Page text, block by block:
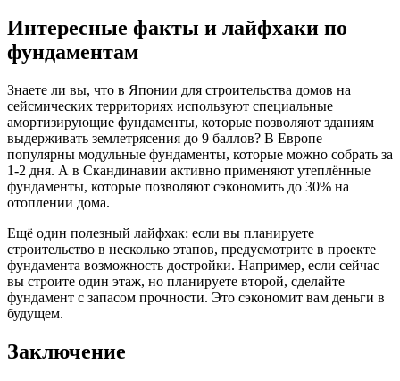
Интересные факты и лайфхаки по
фундаментам
Знаете ли вы, что в Японии для строительства домов на
сейсмических территориях используют специальные
амортизирующие фундаменты, которые позволяют зданиям
выдерживать землетрясения до 9 баллов? В Европе
популярны модульные фундаменты, которые можно собрать за
1-2 дня. А в Скандинавии активно применяют утеплённые
фундаменты, которые позволяют сэкономить до 30% на
отоплении дома.
Ещё один полезный лайфхак: если вы планируете
строительство в несколько этапов, предусмотрите в проекте
фундамента возможность достройки. Например, если сейчас
вы строите один этаж, но планируете второй, сделайте
фундамент с запасом прочности. Это сэкономит вам деньги в
будущем.
Заключение